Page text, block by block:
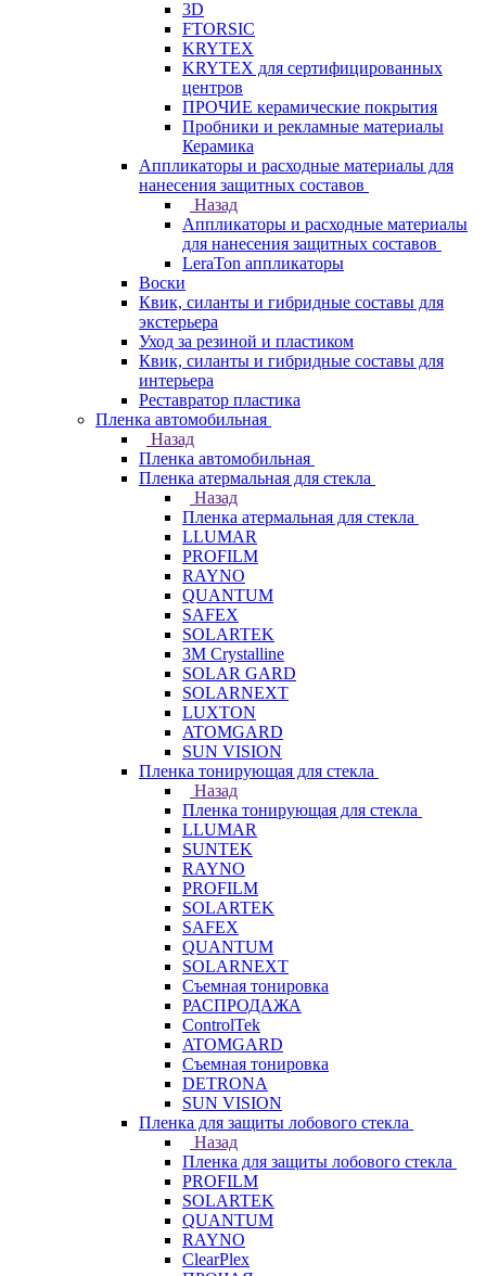
3D
FTORSIC
KRYTEX
KRYTEX для сертифицированных
центров
ПРОЧИЕ керамические покрытия
Пробники и рекламные материалы
Керамика
Аппликаторы и расходные материалы для
нанесения защитных составов
Назад
Аппликаторы и расходные материалы
для нанесения защитных составов
LeraTon аппликаторы
Воски
Квик, силанты и гибридные составы для
экстерьера
Уход за резиной и пластиком
Квик, силанты и гибридные составы для
интерьера
Реставратор пластика
Пленка автомобильная
Назад
Пленка автомобильная
Пленка атермальная для стекла
Назад
Пленка атермальная для стекла
LLUMAR
PROFILM
RAYNO
QUANTUM
SAFEX
SOLARTEK
3M Crystalline
SOLAR GARD
SOLARNEXT
LUXTON
ATOMGARD
SUN VISION
Пленка тонирующая для стекла
Назад
Пленка тонирующая для стекла
LLUMAR
SUNTEK
RAYNO
PROFILM
SOLARTEK
SAFEX
QUANTUM
SOLARNEXT
Съемная тонировка
РАСПРОДАЖА
ControlTek
ATOMGARD
Съемная тонировка
DETRONA
SUN VISION
Пленка для защиты лобового стекла
Назад
Пленка для защиты лобового стекла
PROFILM
SOLARTEK
QUANTUM
RAYNO
ClearPlex